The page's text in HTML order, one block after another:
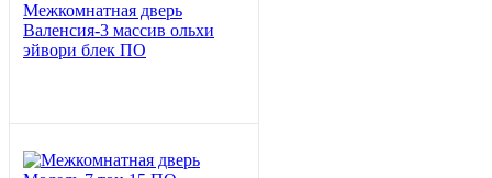
Межкомнатная дверь
Валенсия-3 массив ольхи
эйвори блек ПО